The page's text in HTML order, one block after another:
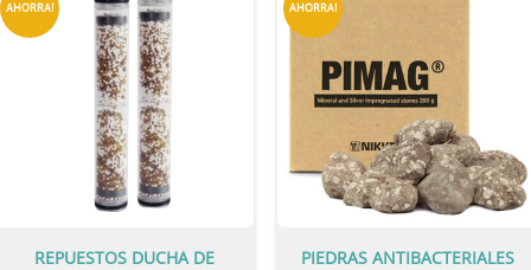
REPUESTOS DUCHA DE
AHORRA!
PIEDRAS ANTIBACTERIALES
AHORRA!